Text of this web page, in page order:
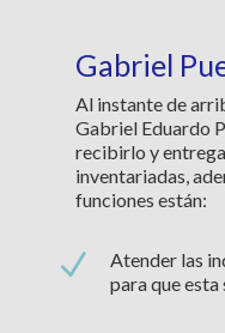
Gabriel
Al instante de
Gabriel Eduardo
recibirlo y
inventariadas,
funciones están:
N
Atender las
para que esta